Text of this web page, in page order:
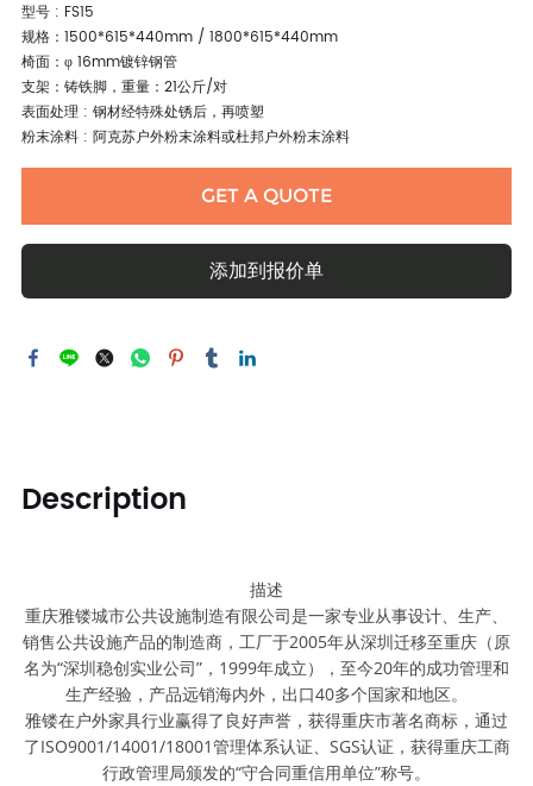
型号 : FS15
规格：1500*615*440mm / 1800*615*440mm
椅面：φ 16mm镀锌钢管
支架：铸铁脚，重量：21公斤/对
表面处理 : 钢材经特殊处锈后，再喷塑
粉末涂料 : 阿克苏户外粉末涂料或杜邦户外粉末涂料
GET A QUOTE
添加到报价单
Description
描述
重庆雅镂城市公共设施制造有限公司是一家专业从事设计、生产、
销售公共设施产品的制造商，工厂于2005年从深圳迁移至重庆（原
名为“深圳稳创实业公司”，1999年成立），至今20年的成功管理和
生产经验，产品远销海内外，出口40多个国家和地区。
雅镂在户外家具行业赢得了良好声誉，获得重庆市著名商标，通过
了ISO9001/14001/18001管理体系认证、SGS认证，获得重庆工商
行政管理局颁发的“守合同重信用单位”称号。